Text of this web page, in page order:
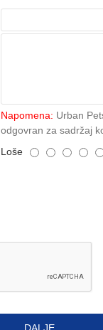
Napomena: Urban
odgovran za sadržaj
Loše